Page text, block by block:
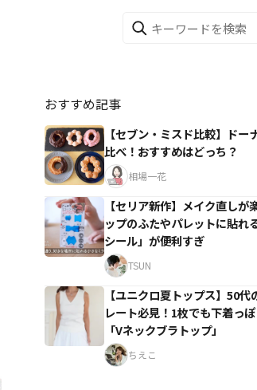
おすすめ記事
【セブン・ミスド比較】ドー
比べ！おすすめはどっち？
相場一花
【セリア新作】メイク直しが
ップのふたやパレットに貼れ
シール」が便利すぎ
TSUN
【ユニクロ夏トップス】50代
レート必見！1枚でも下着っ
「Vネックブラトップ」
ちえこ